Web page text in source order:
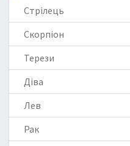
Стрілець
Скорпіон
Терези
Діва
Лев
Рак